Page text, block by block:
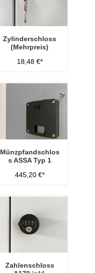
Zylinderschloss
(Mehrpreis)
18,48 €*
Münzpfandschlos
s ASSA Typ 1
445,20 €*
Zahlenschloss